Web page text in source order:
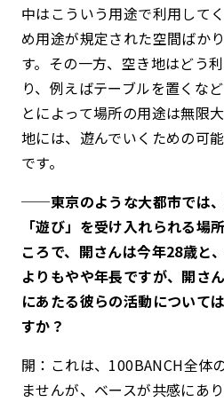
中はこういう用途で利用して
め用途が規定された空間ばか
す。その一方、空き地はどう
り、例えばテーブルを置くな
とによって場所の用途は無限
地には、遊んでいくための可
です。
──東京のような大都市では
「遊び」を受け入れられる場
ころで、開さんは今年28歳と
よりもやや年長ですが、開さ
にあたる彼らの活動について
すか？
開：これは、100BANCH全体
ませんが、ベースが共感にあ